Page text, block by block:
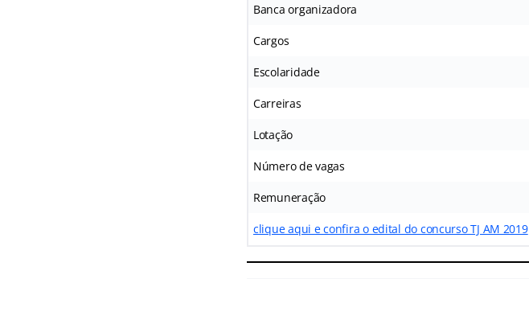
Banca organizadora
Cargos
Escolaridade
Carreiras
Lotação
Número de vagas
Remuneração
clique aqui e confira o edital do concurso TJ AM 2019